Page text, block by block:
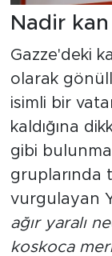
Nadir
Gazze'deki
olarak
isimli bir
kaldığına
gibi
gruplarında
vurgulayan
ağır yaralı
koskoca